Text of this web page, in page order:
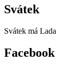
Svátek
Svátek má Lada
Facebook